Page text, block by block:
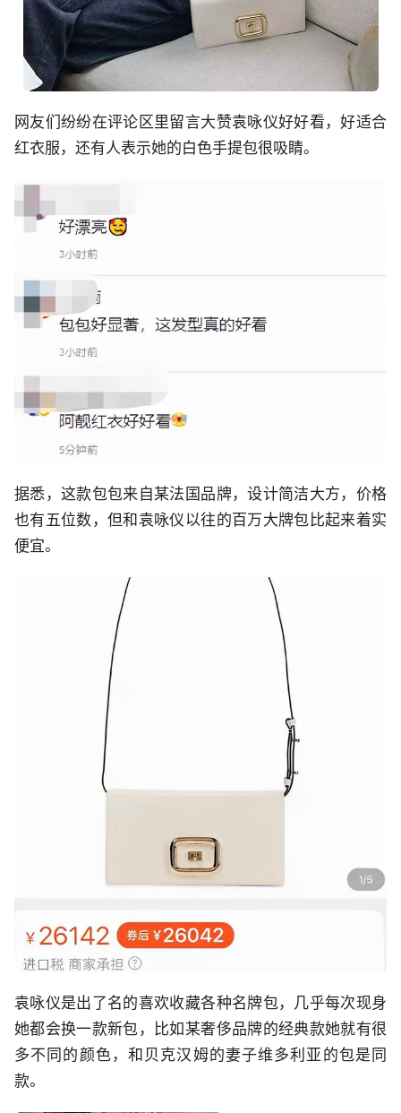
网友们纷纷在评论区里留言大赞袁咏仪好好看，好适合
红衣服，还有人表示她的白色手提包很吸睛。
据悉，这款包包来自某法国品牌，设计简洁大方，价格
也有五位数，但和袁咏仪以往的百万大牌包比起来着实
便宜。
袁咏仪是出了名的喜欢收藏各种名牌包，几乎每次现身
她都会换一款新包，比如某奢侈品牌的经典款她就有很
多不同的颜色，和贝克汉姆的妻子维多利亚的包是同
款。